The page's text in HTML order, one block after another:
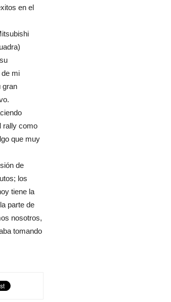
en el
mi
gran
rally como
que muy
de
los
tiene la
parte de
nosotros,
tomando